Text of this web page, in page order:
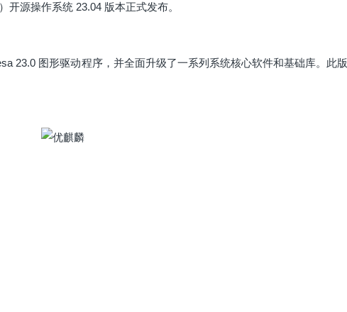
开源操作系统 23.04 版本正式发布。
23.0 图形驱动程序，并全面升级了一系列系统核心软件和基础库。此